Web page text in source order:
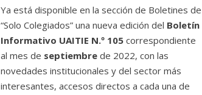
Ya está disponible en la sección de Boletines de
“Solo Colegiados” una nueva edición del Boletín
Informativo UAITIE N.º 105 correspondiente
al mes de septiembre de 2022, con las
novedades institucionales y del sector más
interesantes, accesos directos a cada una de